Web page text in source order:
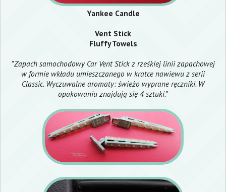
Yankee Candle
Vent Stick
Fluffy Towels
"Zapach samochodowy Car Vent Stick z rześkiej linii zapachowej
w formie wkładu umieszczanego w kratce nawiewu z serii
Classic. Wyczuwalne aromaty: świeżo wyprane ręczniki. W
opakowaniu znajdują się 4 sztuki."